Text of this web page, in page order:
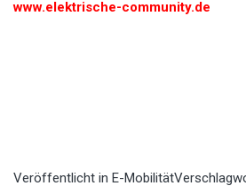
www.elektrische-community.de
Veröffentlicht in E-Mobilität